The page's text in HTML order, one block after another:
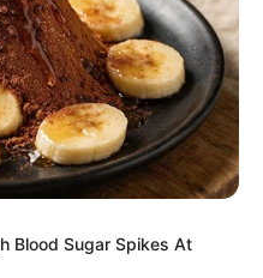
Blood Sugar Spikes At